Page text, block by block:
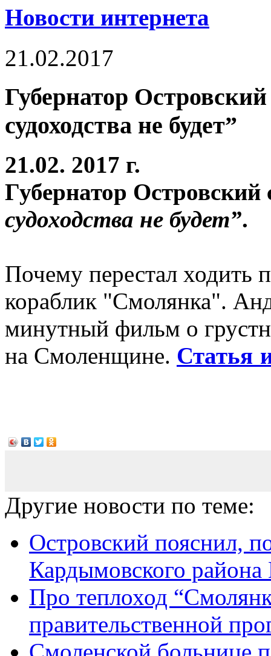
Новости интернета
21.02.2017
Губернатор
судоходства не будет”
21.02. 2017 г.
Губернатор Островский
судоходства не будет”.
Почему перестал ходить
кораблик "Смолянка".
минутный фильм о
на Смоленщине. Статья
Другие новости по теме:
Островский пояснил,
Кардымовского района
Про теплоход
правительственной